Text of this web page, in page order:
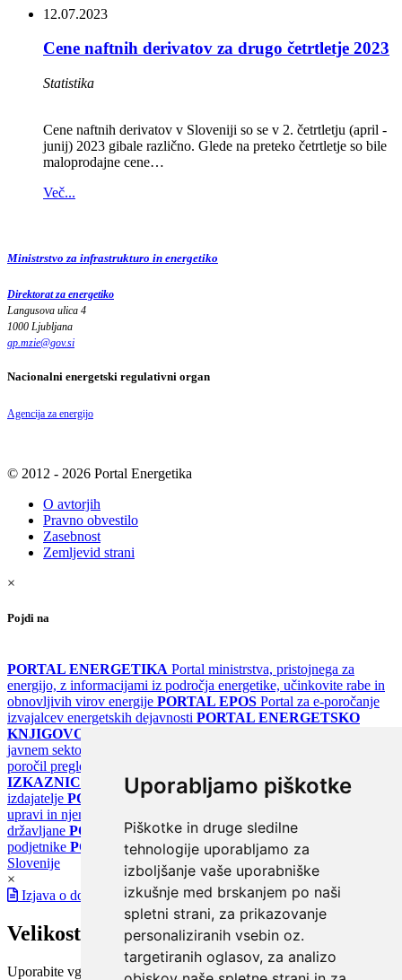
Uporabljamo piškotke
Piškotke in druge sledilne
tehnologije uporabljamo za
izboljšanje vaše uporabniške
izkušnje med brskanjem po naši
spletni strani, za prikazovanje
personaliziranih vsebin oz.
targetiranih oglasov, za analizo
12.07.2023
Cene naftnih derivatov za drugo četrtletje 2023
Statistika
Cene naftnih derivatov v Sloveniji so se v 2. četrtletju (april -
junij) 2023 gibale različno. Glede na preteko četrtletje so bile
maloprodajne cene…
Več...
Ministrstvo za infrastrukturo in energetiko
Direktorat za energetiko
Langusova ulica 4
1000 Ljubljana
gp.mzie@gov.si
Nacionalni energetski regulativni organ
Agencija za energijo
© 2012 - 2026 Portal Energetika
O avtorjih
Pravno obvestilo
Zasebnost
Zemljevid strani
×
Pojdi na
PORTAL ENERGETIKA Portal ministrstva, pristojnega za
energijo, z informacijami iz področja energetike, učinkovite rabe in
obnovljivih virov energije PORTAL EPOS Portal za e-poročanje
izvajalcev energetskih dejavnosti PORTAL ENERGETSKO
KNJIGOVODSTVO
javnem sektorju
poročil pregledov klimatskih sistemov
IZKAZNICE
Register energetskih izkaznic - za izdelovalce in
izdajatelje PORTAL GOV.SI Osrednje spletno mesto o državni
upravi in njenih storitvah
državljane PORTAL SPOT Državni portal za podjetja in
podjetnike PORTAL OPSI Državni portal odprtih podatkov
Slovenije
×
Izjava o dostopnosti
Velikost pisave
Uporabite vgrajeno funkcijo brskalnika